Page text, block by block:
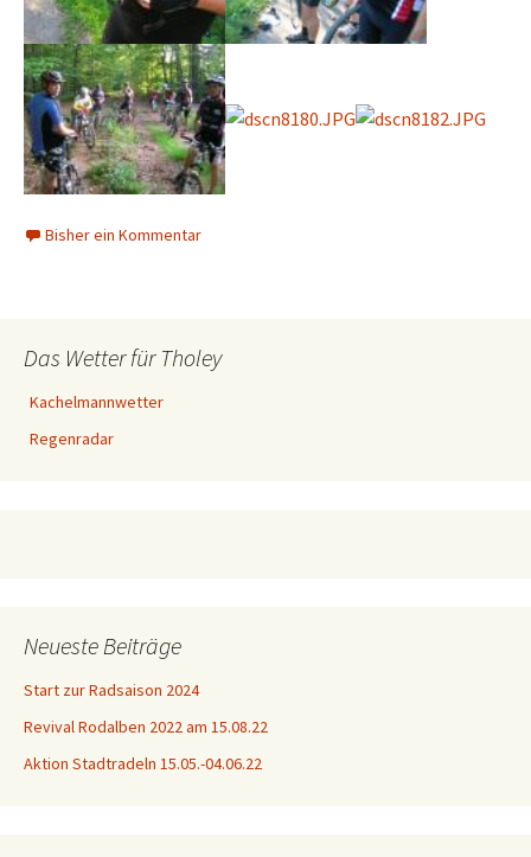
Bisher ein Kommentar
Das Wetter für Tholey
Kachelmannwetter
Regenradar
Neueste Beiträge
Start zur Radsaison 2024
Revival Rodalben 2022 am 15.08.22
Aktion Stadtradeln 15.05.-04.06.22